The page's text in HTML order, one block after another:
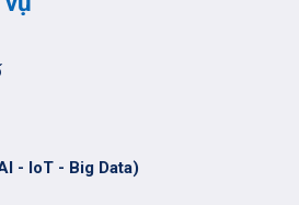
- IoT - Big Data)